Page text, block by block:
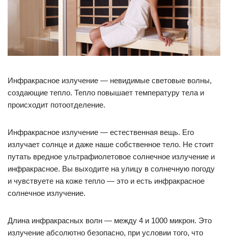
Инфракрасное излучение — невидимые световые волны,
создающие тепло. Тепло повышает температуру тела и
происходит потоотделение.
Инфракрасное излучение — естественная вещь. Его
излучает солнце и даже наше собственное тело. Не стоит
путать вредное ультрафиолетовое солнечное излучение и
инфракрасное. Вы выходите на улицу в солнечную погоду
и чувствуете на коже тепло — это и есть инфракрасное
солнечное излучение.
Длина инфракрасных волн — между 4 и 1000 микрон. Это
излучение абсолютно безопасно, при условии того, что